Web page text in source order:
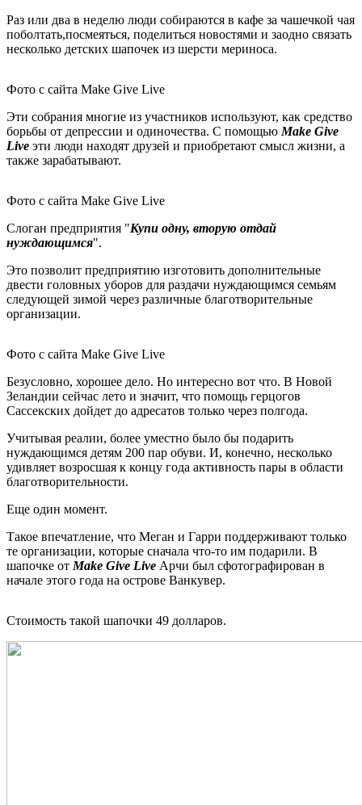
Раз или два в неделю люди собираются в кафе за чашечкой чая
поболтать,посмеяться, поделиться новостями и заодно связать
несколько детских шапочек из шерсти мериноса.
Фото с сайта Make Give Live
Эти собрания многие из участников используют, как средство
борьбы от депрессии и одиночества. С помощью Make Give
Live эти люди находят друзей и приобретают смысл жизни, а
также зарабатывают.
Фото с сайта Make Give Live
Слоган предприятия "Купи одну, вторую отдай
нуждающимся".
Это позволит предприятию изготовить дополнительные
двести головных уборов для раздачи нуждающимся семьям
следующей зимой через различные благотворительные
организации.
Фото с сайта Make Give Live
Безусловно, хорошее дело. Но интересно вот что. В Новой
Зеландии сейчас лето и значит, что помощь герцогов
Сассекских дойдет до адресатов только через полгода.
Учитывая реалии, более уместно было бы подарить
нуждающимся детям 200 пар обуви. И, конечно, несколько
удивляет возросшая к концу года активность пары в области
благотворительности.
Еще один момент.
Такое впечатление, что Меган и Гарри поддерживают только
те организации, которые сначала что-то им подарили. В
шапочке от Make Give Live Арчи был сфотографирован в
начале этого года на острове Ванкувер.
Стоимость такой шапочки 49 долларов.